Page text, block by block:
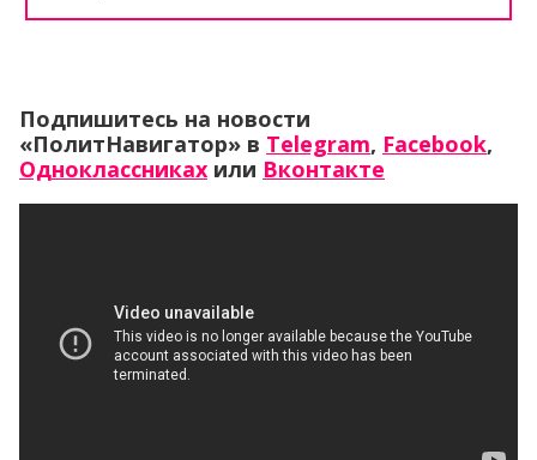
Подпишитесь на новости
«ПолитНавигатор» в Telegram, Facebook,
Одноклассниках или Вконтакте